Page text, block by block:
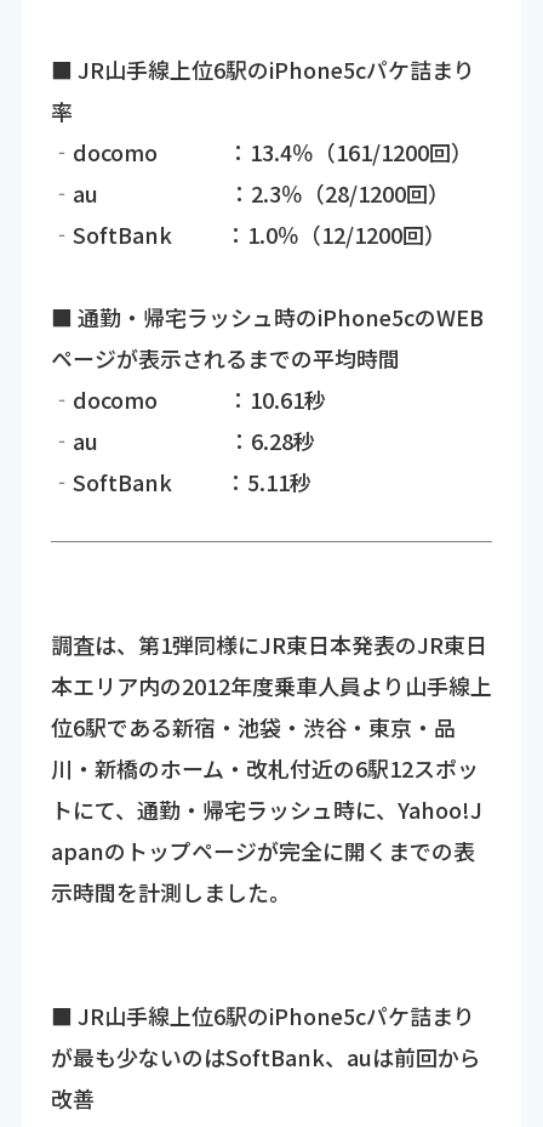
■ JR山手線上位6駅のiPhone5cパケ詰まり
率
‐docomo ：13.4％（161/1200回）
‐au ：2.3％（28/1200回）
‐SoftBank ：1.0％（12/1200回）
■ 通勤・帰宅ラッシュ時のiPhone5cのWEB
ページが表示されるまでの平均時間
‐docomo ：10.61秒
‐au ：6.28秒
‐SoftBank ：5.11秒
調査は、第1弾同様にJR東日本発表のJR東日
本エリア内の2012年度乗車人員より山手線上
位6駅である新宿・池袋・渋谷・東京・品
川・新橋のホーム・改札付近の6駅12スポッ
トにて、通勤・帰宅ラッシュ時に、Yahoo!J
apanのトップページが完全に開くまでの表
示時間を計測しました。
■ JR山手線上位6駅のiPhone5cパケ詰まり
が最も少ないのはSoftBank、auは前回から
改善